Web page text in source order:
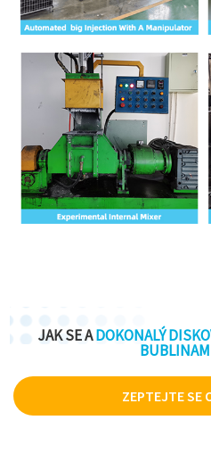
JAK SE ADOKONALÝ
ZEPTEJTE SE